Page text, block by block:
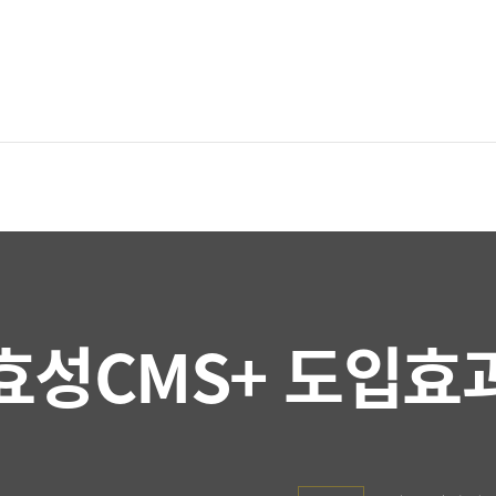
성CMS+ 도입효